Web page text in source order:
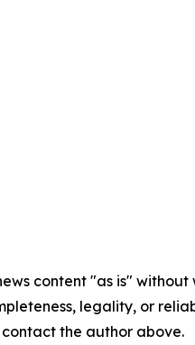
content "as is"
legality, or
the author above.